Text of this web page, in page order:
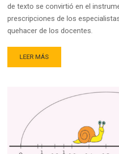
de texto se convirtió en el
prescripciones de los
quehacer de los docentes.
READ
MORE
LOS
LIBROS
DE
LEER MÁS